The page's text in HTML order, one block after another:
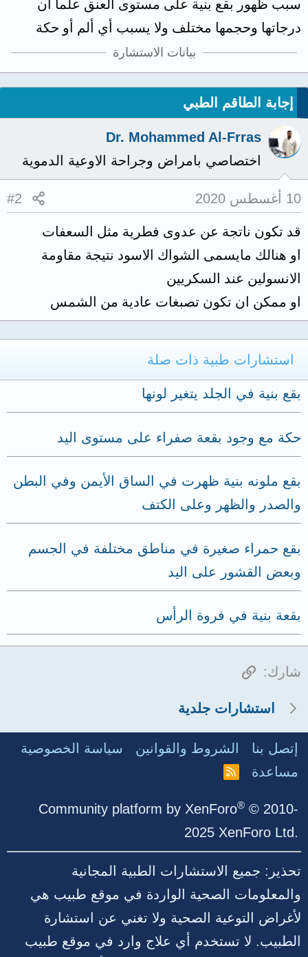
سبب ظهور بقع بنية على مستوى العنق علما أن
درجاتها وحجمها مختلف ولا يسبب أي ألم أو حكة
بيانات الاستشارة
إجابة الطاقم الطبي
Dr. Mohammed Al-Frras
اختصاصي بامراض وجراحة الاوعية الدموية
10 أغسطس 2020 #2
قد تكون ناتجة عن عدوى فطرية مثل السعفات
او هنالك مايسمى الشواك الاسود نتيجة مقاومة
الانسولين عند السكريين
او ممكن ان تكون تصبغات عادية من الشمس
استشارات طبية ذات صلة
بقع بنية في الجلد يتغير لونها
حكة مع وجود بقعة صفراء على مستوى اليد
بقع ملونه بنية ظهرت في الساق الأيمن وفي البطن
والصدر والظهر وعلى الكتف
بقع حمراء صغيرة في مناطق مختلفة في الجسم
وبعض القشور على اليد
بقعة بنية في فروة الرأس
شارك: الرابط
استشارات جلدية
إتصل بنا الشروط والقوانين
سياسة الخصوصية
مساعدة
R
Community platform by XenForo® © 2010-
2025 XenForo Ltd.
تحذير: جميع الاستشارات الطبية المجانية
والمعلومات الصحية الواردة في موقع طبيب هي
لأغراض التوعية الصحية ولا تغني عن استشارة
الطبيب. لا تستخدم أي علاج وارد في موقع طبيب